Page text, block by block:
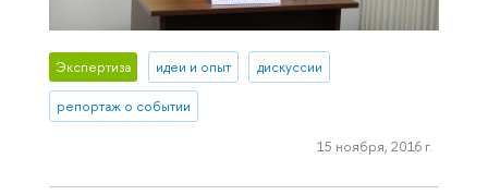
Экспертиза идеи и опыт дискуссии
репортаж о событии
15 ноября, 2016 г.